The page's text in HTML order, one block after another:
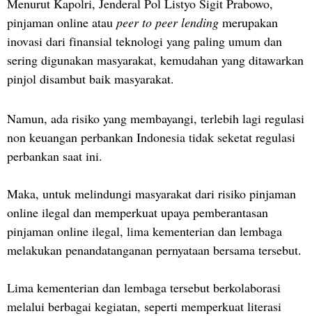
Menurut Kapolri, Jenderal Pol Listyo Sigit Prabowo,
pinjaman online atau peer to peer lending merupakan
inovasi dari finansial teknologi yang paling umum dan
sering digunakan masyarakat, kemudahan yang ditawarkan
pinjol disambut baik masyarakat.
Namun, ada risiko yang membayangi, terlebih lagi regulasi
non keuangan perbankan Indonesia tidak seketat regulasi
perbankan saat ini.
Maka, untuk melindungi masyarakat dari risiko pinjaman
online ilegal dan memperkuat upaya pemberantasan
pinjaman online ilegal, lima kementerian dan lembaga
melakukan penandatanganan pernyataan bersama tersebut.
Lima kementerian dan lembaga tersebut berkolaborasi
melalui berbagai kegiatan, seperti memperkuat literasi